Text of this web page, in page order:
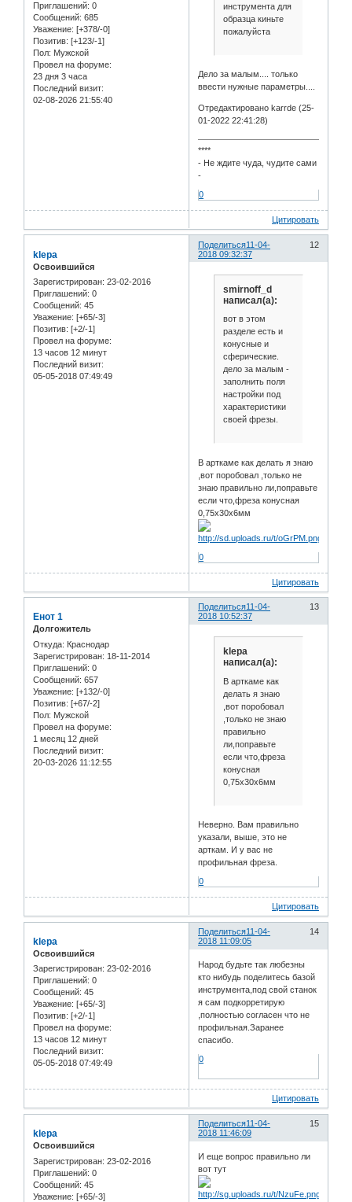
Приглашений: 0
Сообщений: 685
Уважение: [+378/-0]
Позитив: [+123/-1]
Пол: Мужской
Провел на форуме:
23 дня 3 часа
Последний визит:
02-08-2026 21:55:40
инструмента для
образца киньте
пожалуйста
Дело за малым.... только
ввести нужные параметры....
Отредактировано karrde (25-
01-2022 22:41:28)
****
- Не ждите чуда, чудите сами
-
0
Цитировать
Поделиться 12
11-04-
2018 09:32:37
klepa
Освоившийся
Зарегистрирован: 23-02-2016
Приглашений: 0
Сообщений: 45
Уважение: [+65/-3]
Позитив: [+2/-1]
Провел на форуме:
13 часов 12 минут
Последний визит:
05-05-2018 07:49:49
smirnoff_d
написал(а):
вот в этом
разделе есть и
конусные и
сферические.
дело за малым -
заполнить поля
настройки под
характеристики
своей фрезы.
В арткаме как делать я знаю
,вот поробовал ,только не
знаю правильно ли,поправьте
если что,фреза конусная
0,75х30х6мм
0
Цитировать
Поделиться 13
11-04-
2018 10:52:37
Енот 1
Долгожитель
Откуда: Краснодар
Зарегистрирован: 18-11-2014
Приглашений: 0
Сообщений: 657
Уважение: [+132/-0]
Позитив: [+67/-2]
Пол: Мужской
Провел на форуме:
1 месяц 12 дней
Последний визит:
20-03-2026 11:12:55
klepa
написал(а):
В арткаме как
делать я знаю
,вот поробовал
,только не знаю
правильно
ли,поправьте
если что,фреза
конусная
0,75х30х6мм
Неверно. Вам правильно
указали, выше, это не
арткам. И у вас не
профильная фреза.
0
Цитировать
Поделиться 14
11-04-
2018 11:09:05
klepa
Освоившийся
Зарегистрирован: 23-02-2016
Приглашений: 0
Сообщений: 45
Уважение: [+65/-3]
Позитив: [+2/-1]
Провел на форуме:
13 часов 12 минут
Последний визит:
05-05-2018 07:49:49
Народ будьте так любезны
кто нибудь поделитесь базой
инструмента,под свой станок
я сам подкорретирую
,полностью согласен что не
профильная.Заранее
спасибо.
0
Цитировать
Поделиться 15
11-04-
2018 11:46:09
klepa
Освоившийся
Зарегистрирован: 23-02-2016
Приглашений: 0
Сообщений: 45
Уважение: [+65/-3]
И еще вопрос правильно ли
вот тут